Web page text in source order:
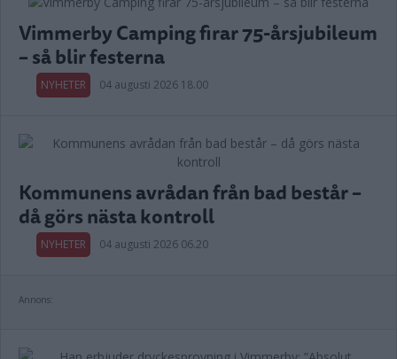
Vimmerby Camping firar 75-årsjubileum
– så blir festerna
NYHETER 04 augusti 2026 18.00
Kommunens avrådan från bad består –
då görs nästa kontroll
NYHETER 04 augusti 2026 06.20
Annons: